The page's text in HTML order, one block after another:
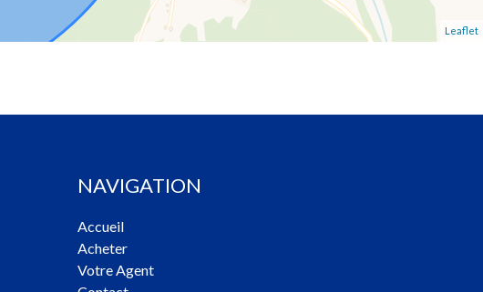
Leaflet
NAVIGATION
Accueil
Acheter
Votre Agent